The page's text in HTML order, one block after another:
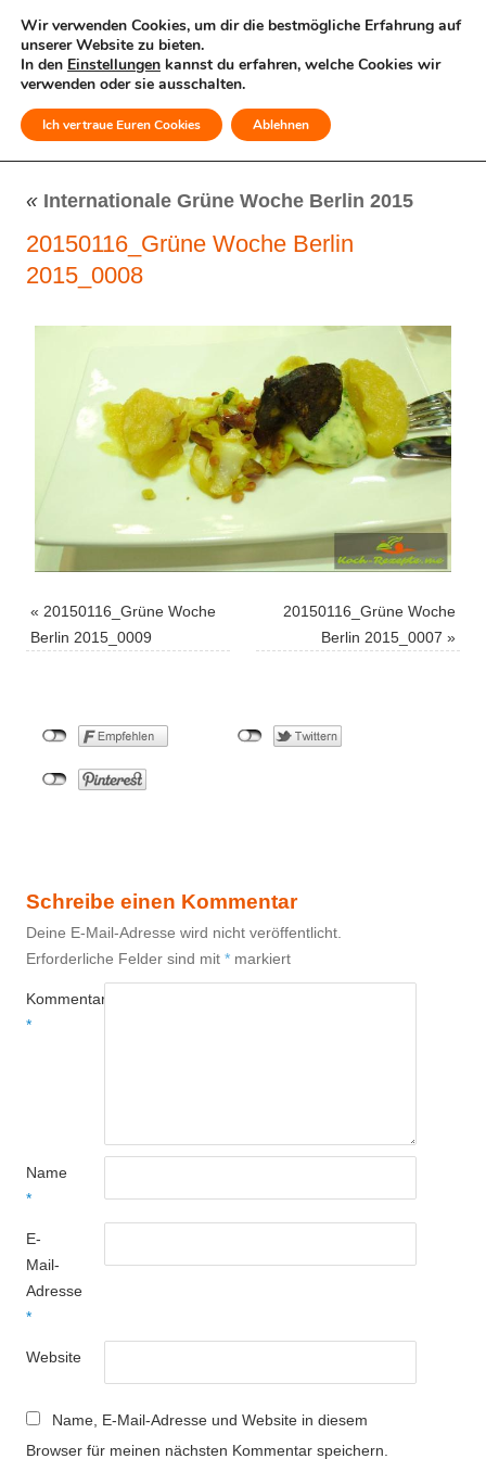
MENÜ
« Internationale Grüne Woche Berlin 2015
20150116_Grüne Woche Berlin
2015_0008
« 20150116_Grüne Woche
Berlin 2015_0009
20150116_Grüne Woche
Berlin 2015_0007 »
Schreibe einen Kommentar
Deine E-Mail-Adresse wird nicht veröffentlicht.
Erforderliche Felder sind mit * markiert
Kommentar
*
Name
*
E-
Mail-
Adresse
*
Website
Name, E-Mail-Adresse und Website in diesem
Browser für meinen nächsten Kommentar speichern.
Wir verwenden Cookies, um dir die bestmögliche Erfahrung auf
unserer Website zu bieten.
In den Einstellungen kannst du erfahren, welche Cookies wir
verwenden oder sie ausschalten.
Ich vertraue Euren Cookies Ablehnen